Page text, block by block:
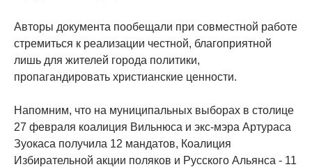
Авторы документа пообещали при совместной работе
стремиться к реализации честной, благоприятной
лишь для жителей города политики,
пропагандировать христианские ценности.
Напомним, что на муниципальных выборах в столице
27 февраля коалиция Вильнюса и экс-мэра Артураса
Зуокаса получила 12 мандатов, Коалиция
Избирательной акции поляков и Русского Альянса - 11